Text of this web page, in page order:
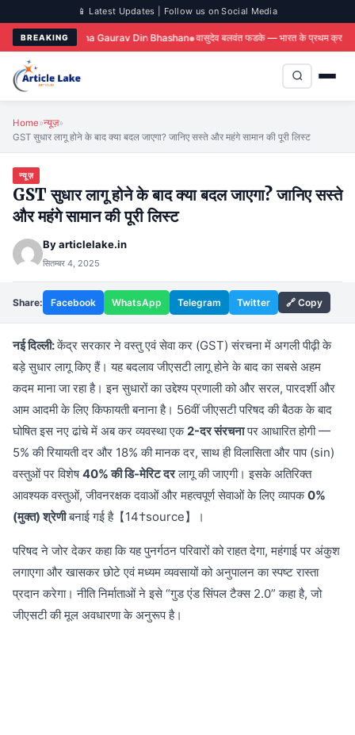
📱 Latest Updates | Follow us on Social Media
BREAKING
Bhasha Gaurav Din Bhashan वासुदेव बलवंत फडके — भारत के प्रथम क्रांतिकारी
Home»न्यूज़»
GST सुधार लागू होने के बाद क्या बदल जाएगा? जानिए सस्ते और महंगे सामान की पूरी लिस्ट
न्यूज़
GST सुधार लागू होने के बाद क्या बदल जाएगा? जानिए सस्ते
और महंगे सामान की पूरी लिस्ट
Byarticlelake.in
सितम्बर 4, 2025
Share: Facebook WhatsApp Telegram Twitter 🔗 Copy
नई दिल्ली:केंद्र सरकार ने वस्तु एवं सेवा कर (GST) संरचना में अगली पीढ़ी के
बड़े सुधार लागू किए हैं। यह बदलाव जीएसटी लागू होने के बाद का सबसे अहम
कदम माना जा रहा है। इन सुधारों का उद्देश्य प्रणाली को और सरल, पारदर्शी और
आम आदमी के लिए किफायती बनाना है। 56वीं जीएसटी परिषद की बैठक के बाद
घोषित इस नए ढांचे में अब कर व्यवस्था एक2-दर संरचनापर आधारित होगी —
5% की रियायती दर और 18% की मानक दर, साथ ही विलासिता और पाप (sin)
वस्तुओं पर विशेष40% की डि-मेरिट दरलागू की जाएगी। इसके अतिरिक्त
आवश्यक वस्तुओं, जीवनरक्षक दवाओं और महत्वपूर्ण सेवाओं के लिए व्यापक0%
(मुक्त) श्रेणीबनाई गई है【14†source】।
परिषद ने जोर देकर कहा कि यह पुनर्गठन परिवारों को राहत देगा, महंगाई पर अंकुश
लगाएगा और खासकर छोटे एवं मध्यम व्यवसायों को अनुपालन का स्पष्ट रास्ता
प्रदान करेगा। नीति निर्माताओं ने इसे “गुड एंड सिंपल टैक्स 2.0” कहा है, जो
जीएसटी की मूल अवधारणा के अनुरूप है।